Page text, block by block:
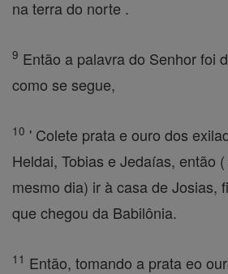
na terra do norte .
9 Então a palavra do Senhor foi
como se segue,
10 ' Colete prata e ouro dos
Heldai, Tobias e Jedaías, então
mesmo dia) ir à casa de Josias,
que chegou da Babilônia.
11 Então, tomando a prata eo